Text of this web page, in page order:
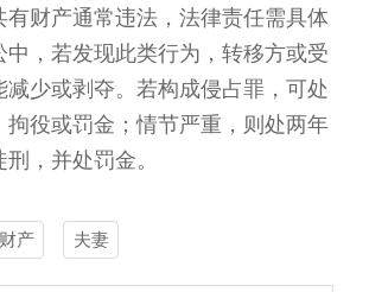
有财产通常违法，法律责任需具体
中，若发现此类行为，转移方或受
减少或剥夺。若构成侵占罪，可处
拘役或罚金；情节严重，则处两年
，并处罚金。
财产 夫妻